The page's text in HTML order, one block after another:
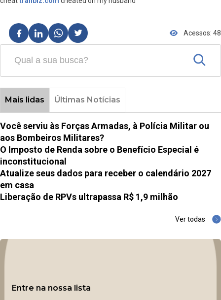
Acessos: 48
Mais lidas Últimas Notícias
Você serviu às Forças Armadas, à Polícia Militar ou
aos Bombeiros Militares?
O Imposto de Renda sobre o Benefício Especial é
inconstitucional
Atualize seus dados para receber o calendário 2027
em casa
Liberação de RPVs ultrapassa R$ 1,9 milhão
Ver todas
Entre na nossa lista